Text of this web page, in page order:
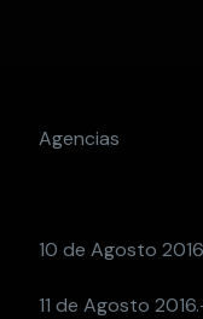
Agencias
10 de Agosto
11 de Agosto